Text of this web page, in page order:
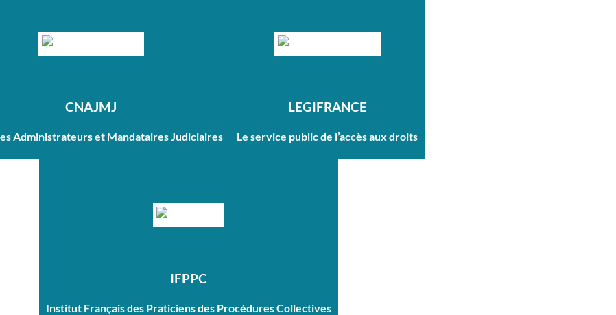
CNAJMJ
Administrateurs et Mandataires Judiciaires
LEGIFRANCE
Le service public de l’accès aux droits
IFPPC
Institut Français des Praticiens des Procédures Collectives